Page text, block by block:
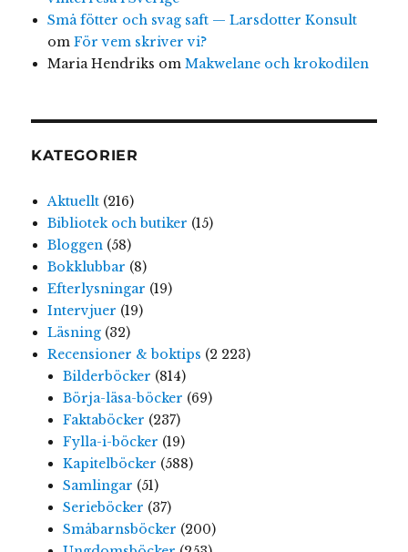
Små fötter och svag saft — Larsdotter Konsult
om För vem skriver vi?
Maria Hendriks om Makwelane och krokodilen
KATEGORIER
Aktuellt(216)
Bibliotek och butiker (15)
Bloggen (58)
Bokklubbar (8)
Efterlysningar (19)
Intervjuer (19)
Läsning(32)
Recensioner & boktips (2 223)
Bilderböcker (814)
Börja-läsa-böcker (69)
Faktaböcker (237)
Fylla-i-böcker (19)
Kapitelböcker (588)
Samlingar (51)
Serieböcker (37)
Småbarnsböcker (200)